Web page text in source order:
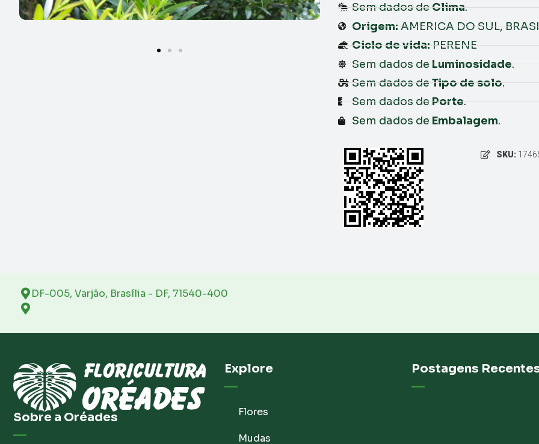
Sem dados de Clima.
Origem: AMERICA DO SUL,
Ciclo de vida: PERENE
Sem dados de Luminosidade.
Sem dados de Tipo de solo.
Sem dados de Porte.
Sem dados de Embalagem.
SKU:
DF-005, Varjão, Brasília - DF, 71540-400
Sobre a Oréades
Explore
Flores
Mudas
Postagens